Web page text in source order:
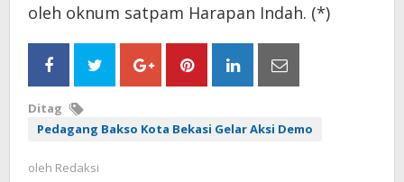
oleh oknum satpam Harapan Indah. (*)
Ditag
Pedagang Bakso Kota Bekasi Gelar Aksi Demo
oleh Redaksi